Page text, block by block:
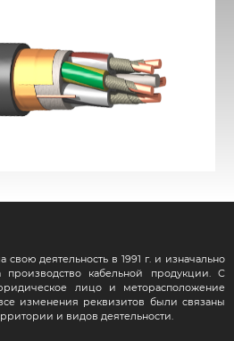
деятельность в 1991 г. и изначально
кабельной продукции. С
лицо и меторасположение
изменения реквизитов были связаны
и видов деятельности.